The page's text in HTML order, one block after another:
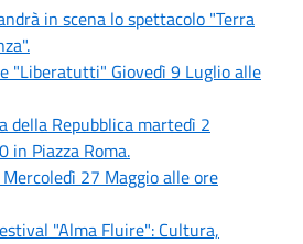
in scena lo spettacolo "Terra
"Liberatutti" Giovedì 9 Luglio alle
della Repubblica martedì 2
in Piazza Roma.
27 Maggio alle ore
"Alma Fluire": Cultura,